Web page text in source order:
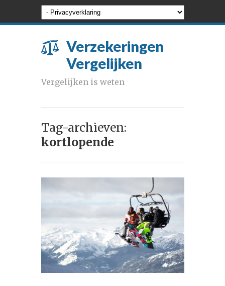
Verzekeringen
Vergelijken
Vergelijken is weten
Tag-archieven:
kortlopende